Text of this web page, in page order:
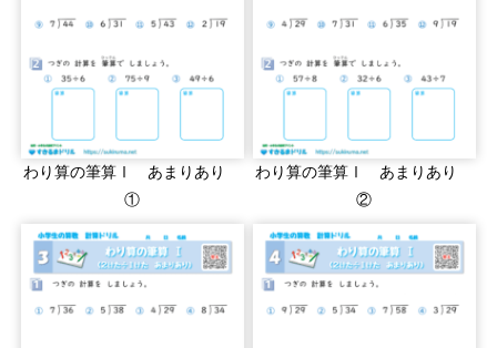
わり算の筆算Ⅰ あまりあり
①
わり算の筆算Ⅰ あまりあり
②